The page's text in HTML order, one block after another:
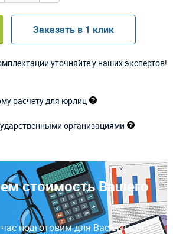
Заказать в 1 клик
уточняйте у наших экспертов!
расчету для юрлиц
организациями
стоимость Вашего
подготовим для Вас выгодное